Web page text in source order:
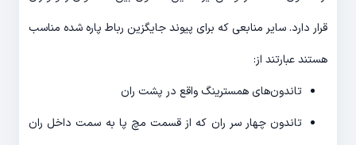
قرار دارد. سایر منابعی که برای پیوند جایگزین رباط پاره شده مناسب
هستند عبارتند از:
تاندون‌های همسترینگ واقع در پشت ران
تاندون چهار سر ران که از قسمت مچ پا به سمت داخل ران